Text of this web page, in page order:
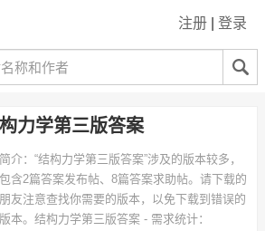
注册 登录
力学第三版答案
简介： “结构力学第三版答案”涉及的版本较多，
包含2篇答案发布帖、8篇答案求助帖。请下载的
朋友注意查找你需要的版本，以免下载到错误的
版本。 结构力学第三版答案 - 需求统计：